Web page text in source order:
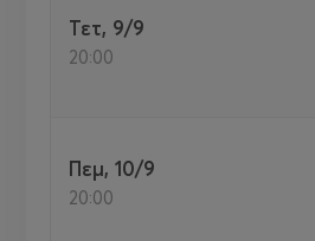
Τετ, 9/9
20:00
Πεμ, 10/9
20:00